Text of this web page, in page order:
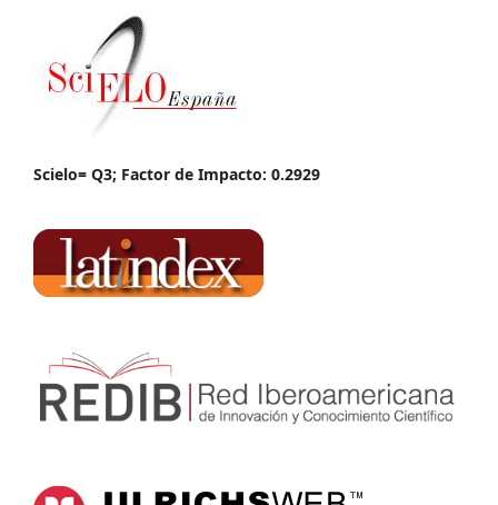
Scielo= Q3; Factor de Impacto: 0.2929